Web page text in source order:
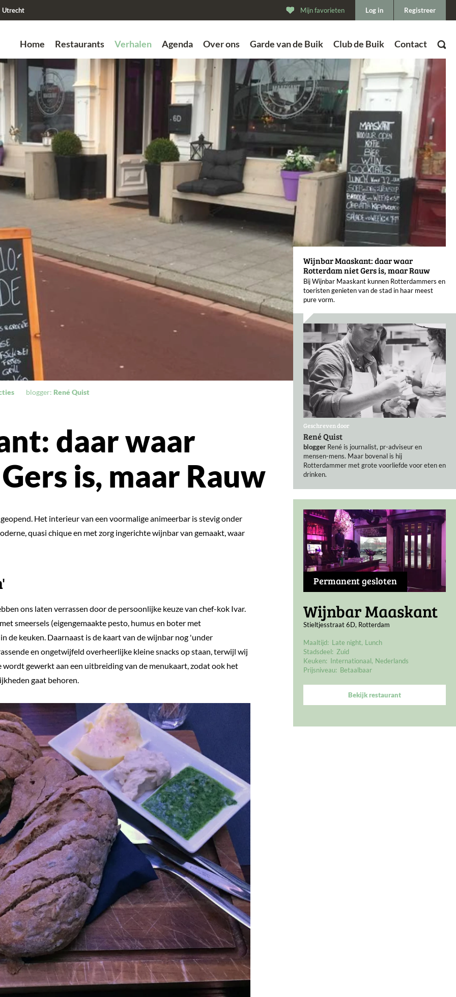
Wijnbar Maaskant: daar waar
Rotterdam niet Gers is, maar Rauw
Bij Wijnbar Maaskant kunnen Rotterdammers en
toeristen genieten van de stad in haar meest
pure vorm.
Geschreven door
René Quist
blogger René is journalist, pr-adviseur en
mensen-mens. Maar bovenal is hij
Rotterdammer met grote voorliefde voor eten en
drinken.
Permanent gesloten
Wijnbar Maaskant
Stieltjesstraat 6D, Rotterdam
Maaltijd: Late night Lunch
Stadsdeel: Zuid
Keuken: Internationaal Nederlands
Prijsniveau: Betaalbaar
Bekijk restaurant
blogger: René Quist
daar waar
is, maar Rauw
Het interieur van een voormalige animeerbar is stevig onder
quasi chique en met zorg ingerichte wijnbar van gemaakt, waar
ons laten verrassen door de persoonlijke keuze van chef-kok Ivar.
smeersels (eigengemaakte pesto, humus en boter met
keuken. Daarnaast is de kaart van de wijnbar nog 'under
en ongetwijfeld overheerlijke kleine snacks op staan, terwijl wij
gewerkt aan een uitbreiding van de menukaart, zodat ook het
gaat behoren.
Utrecht Registreer
Log in
Mijn favorieten
Home Restaurants Verhalen Agenda Over ons Garde van de Buik Club de Buik Contact
Zoek
ZOEK